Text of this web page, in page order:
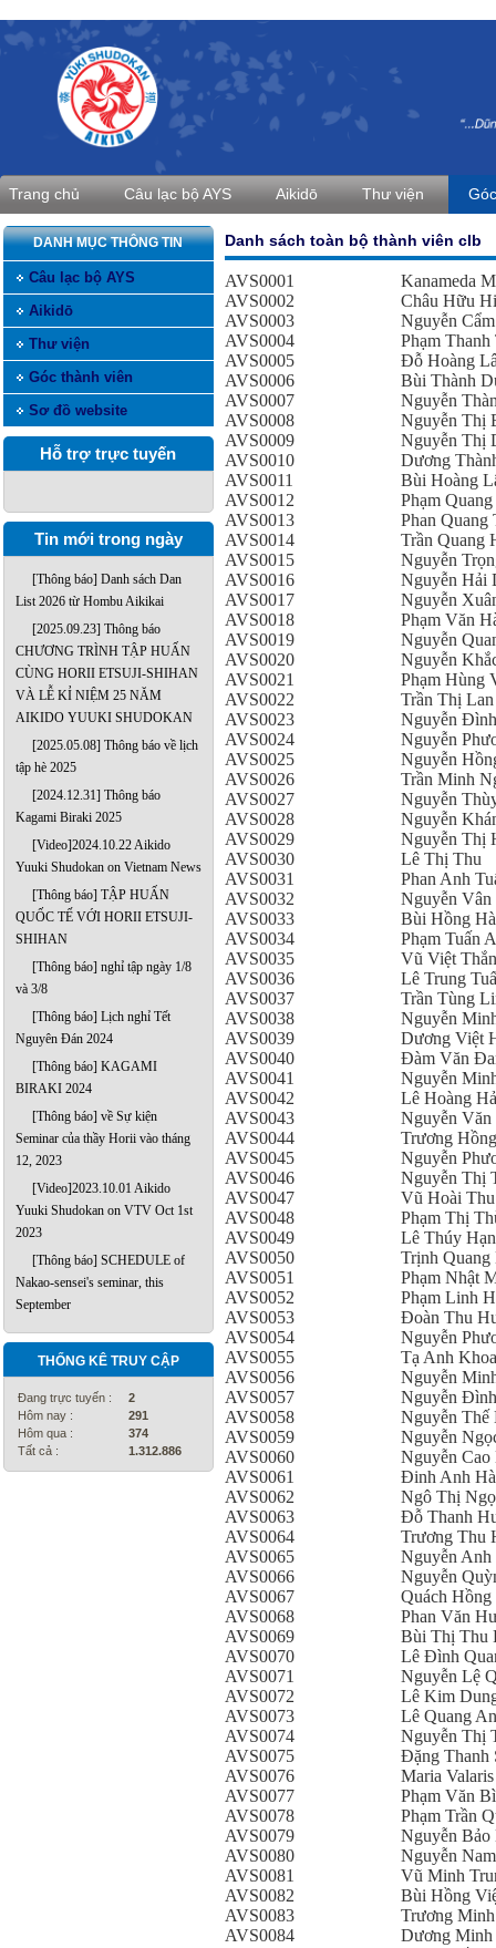
Trang chủ Câu lạc bộ AYS Aikidō Thư viện
DANH MỤC THÔNG TIN
Câu lạc bộ AYS
Aikidō
Thư viện
Góc thành viên
Sơ đồ website
Hỗ trợ trực tuyến
Tin mới trong ngày
[Thông báo] Danh sách Dan
List 2026 từ Hombu Aikikai
[2025.09.23] Thông báo
CHƯƠNG TRÌNH TẬP HUẤN
CÙNG HORII ETSUJI-SHIHAN
VÀ LỄ KỈ NIỆM 25 NĂM
AIKIDO YUUKI SHUDOKAN
[2025.05.08] Thông báo về lịch
tập hè 2025
[2024.12.31] Thông báo
Kagami Biraki 2025
[Video]2024.10.22 Aikido
Yuuki Shudokan on Vietnam News
[Thông báo] TẬP HUẤN
QUỐC TẾ VỚI HORII ETSUJI-
SHIHAN
[Thông báo] nghỉ tập ngày 1/8
và 3/8
[Thông báo] Lịch nghỉ Tết
Nguyên Đán 2024
[Thông báo] KAGAMI
BIRAKI 2024
[Thông báo] về Sự kiện
Seminar của thầy Horii vào tháng
12, 2023
[Video]2023.10.01 Aikido
Yuuki Shudokan on VTV Oct 1st
2023
[Thông báo] SCHEDULE of
Nakao-sensei's seminar, this
September
THỐNG KÊ TRUY CẬP
Đang trực tuyến :
2
Hôm nay :
291
Hôm qua :
374
Tất cả :
1.312.886
Danh sách toàn bộ thành viên clb
AVS0001
Kanameda
AVS0002
Châu Hữu
AVS0003
Nguyễn
AVS0004
Phạm Thanh
AVS0005
Đỗ Hoàng
AVS0006
Bùi Thành
AVS0007
Nguyễn
AVS0008
Nguyễn Thị
AVS0009
Nguyễn Thị
AVS0010
Dương
AVS0011
Bùi Hoàng
AVS0012
Phạm
AVS0013
Phan Quang
AVS0014
Trần Quang
AVS0015
Nguyễn
AVS0016
Nguyễn Hải
AVS0017
Nguyễn
AVS0018
Phạm Văn
AVS0019
Nguyễn
AVS0020
Nguyễn
AVS0021
Phạm Hùng
AVS0022
Trần Thị
AVS0023
Nguyễn
AVS0024
Nguyễn
AVS0025
Nguyễn
AVS0026
Trần Minh
AVS0027
Nguyễn
AVS0028
Nguyễn
AVS0029
Nguyễn Thị
AVS0030
Lê Thị Thu
AVS0031
Phan Anh
AVS0032
Nguyễn
AVS0033
Bùi Hồng Hà
AVS0034
Phạm Tuấn
AVS0035
Vũ Việt
AVS0036
Lê Trung
AVS0037
Trần Tùng
AVS0038
Nguyễn
AVS0039
Dương Việt
AVS0040
Đàm Văn
AVS0041
Nguyễn
AVS0042
Lê Hoàng
AVS0043
Nguyễn
AVS0044
Trương
AVS0045
Nguyễn
AVS0046
Nguyễn Thị
AVS0047
Vũ Hoài Thu
AVS0048
Phạm Thị
AVS0049
Lê Thúy
AVS0050
Trịnh Quang
AVS0051
Phạm Nhật
AVS0052
Phạm Linh
AVS0053
Đoàn Thu
AVS0054
Nguyễn
AVS0055
Tạ Anh Khoa
AVS0056
Nguyễn
AVS0057
Nguyễn
AVS0058
Nguyễn Thế
AVS0059
Nguyễn
AVS0060
Nguyễn Cao
AVS0061
Đinh Anh
AVS0062
Ngô Thị
AVS0063
Đỗ Thanh
AVS0064
Trương Thu
AVS0065
Nguyễn Anh
AVS0066
Nguyễn
AVS0067
Quách
AVS0068
Phan Văn
AVS0069
Bùi Thị Thu
AVS0070
Lê Đình
AVS0071
Nguyễn Lệ
AVS0072
Lê Kim
AVS0073
Lê Quang
AVS0074
Nguyễn Thị
AVS0075
Đặng Thanh
AVS0076
Maria Valaris
AVS0077
Phạm Văn
AVS0078
Phạm Trần
AVS0079
Nguyễn Bảo
AVS0080
Nguyễn
AVS0081
Vũ Minh
AVS0082
Bùi Hồng
AVS0083
Trương
AVS0084
Dương